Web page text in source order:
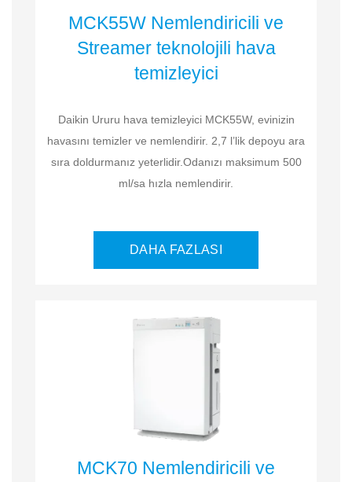
MCK55W Nemlendiricili ve
Streamer teknolojili hava
temizleyici
Daikin Ururu hava temizleyici MCK55W, evinizin
havasını temizler ve nemlendirir. 2,7 l’lik depoyu ara
sıra doldurmanız yeterlidir.Odanızı maksimum 500
ml/sa hızla nemlendirir.
DAHA FAZLASI
MCK70 Nemlendiricili ve